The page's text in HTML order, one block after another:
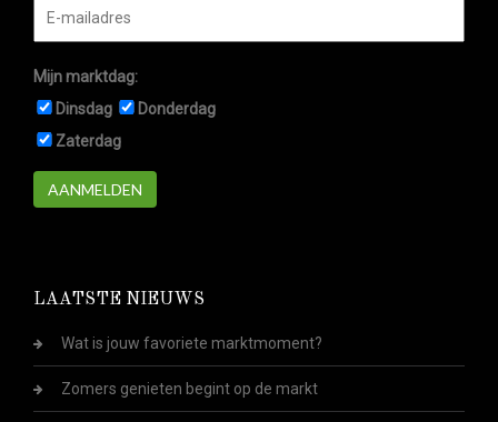
Mijn marktdag:
Dinsdag
Donderdag
Zaterdag
AANMELDEN
LAATSTE NIEUWS
Wat is jouw favoriete marktmoment?
Zomers genieten begint op de markt